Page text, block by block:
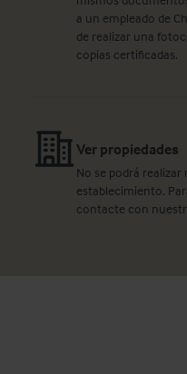
a un empleado de
de realizar una
copias certificadas.
Ver propiedades
No se podrá
establecimiento.
contacte con